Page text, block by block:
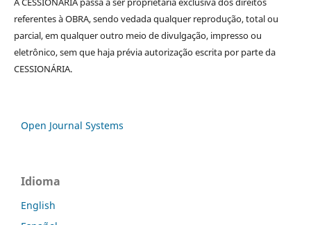
referentes à OBRA, sendo vedada qualquer reprodução, total ou
parcial, em qualquer outro meio de divulgação, impresso ou
eletrônico, sem que haja prévia autorização escrita por parte da
CESSIONÁRIA.
Open Journal Systems
Idioma
English